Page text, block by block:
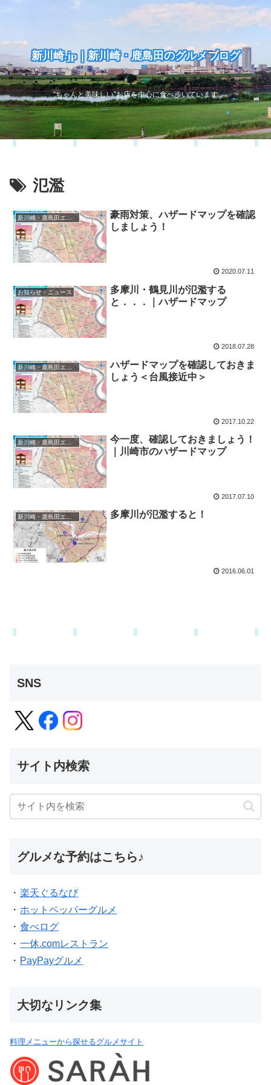
新川崎.jp｜新川崎・鹿島田のグルメブログ
“ちゃんと美味しい”お店を中心に食べ歩いています
氾濫
豪雨対策、ハザードマップを確認
しましょう！
2020.07.11
お知らせ・ニュース
多摩川・鶴見川が氾濫する
と．．．｜ハザードマップ
2018.07.28
ハザードマップを確認しておきま
しょう＜台風接近中＞
2017.10.22
今一度、確認しておきましょう！
｜川崎市のハザードマップ
2017.07.10
新川崎・鹿島田エリア 多摩川が氾濫すると！
2016.06.01
SNS
サイト内検索
グルメな予約はこちら♪
・ 楽天ぐるなび
・ ホットペッパーグルメ
・ 食べログ
・ 一休.comレストラン
・ PayPayグルメ
大切なリンク集
料理メニューから探せるグルメサイト